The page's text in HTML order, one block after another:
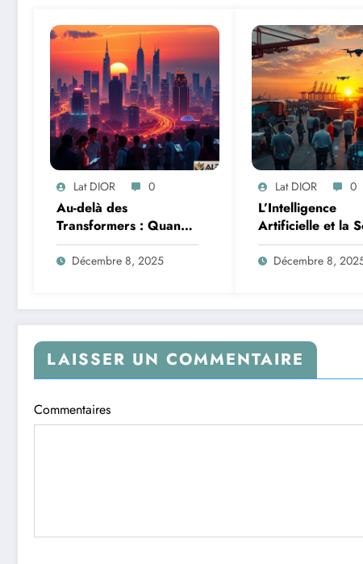
Lat DIOR 0
Au-delà des
Transformers : Quand
les Mélanges d’Experts
Redéfinissent
Décembre 8, 2025
Lat DIOR 0
L’Intelligence
Artificielle et la
des Données :
de la
Afrique
Décembre 8,
LAISSER UN COMMENTAIRE
Commentaires